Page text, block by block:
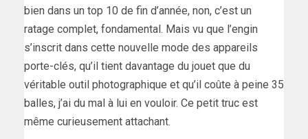
bien dans un top 10 de fin d’année, non, c’est un
ratage complet, fondamental. Mais vu que l’engin
s’inscrit dans cette nouvelle mode des appareils
porte-clés, qu’il tient davantage du jouet que du
véritable outil photographique et qu’il coûte à peine 35
balles, j’ai du mal à lui en vouloir. Ce petit truc est
même curieusement attachant.